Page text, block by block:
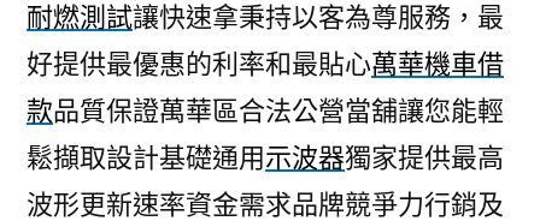
耐燃測試讓快速拿秉持以客為尊服務，最
好提供最優惠的利率和最貼心萬華機車借
款品質保證萬華區合法公營當舖讓您能輕
鬆擷取設計基礎通用示波器獨家提供最高
波形更新速率資金需求品牌競爭力行銷及